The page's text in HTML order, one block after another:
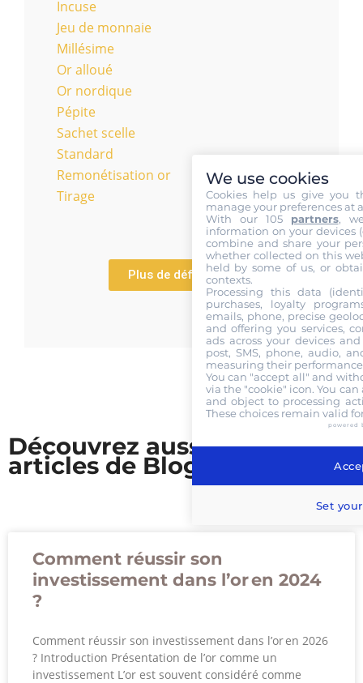
Incuse
Jeu de monnaie
Millésime
Or alloué
Or nordique
Pépite
Sachet scelle
Standard
Remonétisation or
Tirage
Plus de définitions
Découvrez aussi nos
articles de Blog
Comment réussir son
investissement dans l’or en 2024
?
Comment réussir son investissement dans l’or en 2026
? Introduction Présentation de l’or comme un
investissement L’or est souvent considéré comme
We use cookies
Cookies help us give you
manage your preferences at
With our 105 partners,
information on your devices
combine and share your
whether collected on this
held by some of us, or
contexts.
Processing this data
purchases, loyalty
emails, phone, precise
and offering you services,
ads across your devices
post, SMS, phone, audio,
measuring their
You can "accept all" and
via the "cookie" icon. You
and object to processing
These choices remain valid
powered
Set